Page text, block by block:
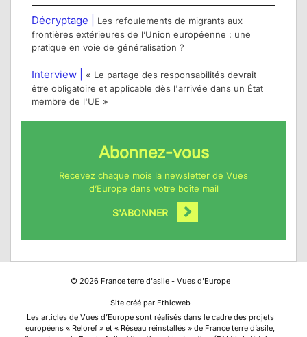
Décryptage |
Les refoulements de migrants aux
frontières extérieures de l’Union européenne : une
pratique en voie de généralisation ?
Interview |
« Le partage des responsabilités devrait
être obligatoire et applicable dès l'arrivée dans un État
membre de l'UE »
Abonnez-vous
Recevez chaque mois la newsletter de Vues
d’Europe dans votre boîte mail
S'ABONNER
© 2026France terre d'asile - Vues d'Europe
Site créé par Ethicweb
Les articles de Vues d’Europe sont réalisés dans le cadre des projets
européens « Reloref » et « Réseau réinstallés » de France terre d’asile,